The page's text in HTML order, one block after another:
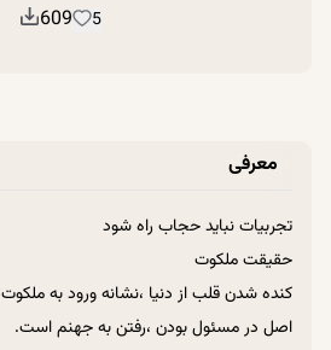
5
609
معرفی
تجربیات نباید حجاب راه شود
حقیقت ملکوت
کنده شدن قلب از دنیا ،نشانه ورود به ملکوت
اصل در مسئول بودن ،رفتن به جهنم است.